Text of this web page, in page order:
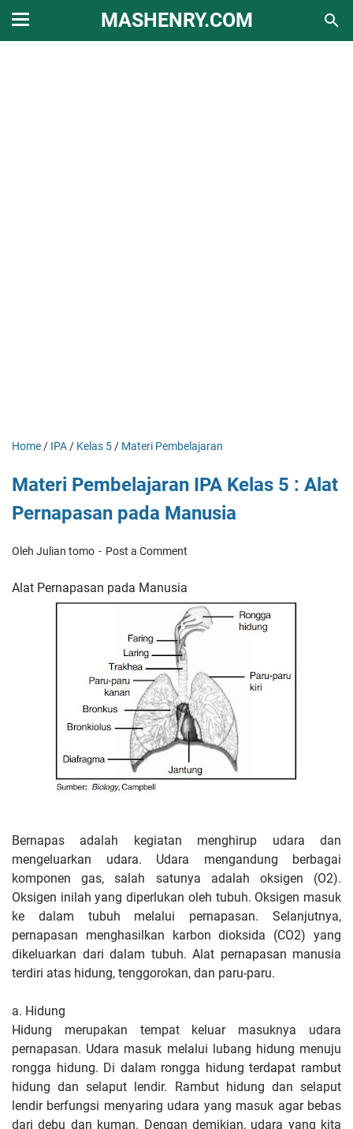
MASHENRY.COM
Home / IPA / Kelas 5 / Materi Pembelajaran
Materi Pembelajaran IPA Kelas 5 : Alat
Pernapasan pada Manusia
Oleh Julian tomo Post a Comment
Alat Pernapasan pada Manusia
Bernapas adalah kegiatan menghirup udara dan
mengeluarkan udara. Udara mengandung berbagai
komponen gas, salah satunya adalah oksigen (O2).
Oksigen inilah yang diperlukan oleh tubuh. Oksigen masuk
ke dalam tubuh melalui pernapasan. Selanjutnya,
pernapasan menghasilkan karbon dioksida (CO2) yang
dikeluarkan dari dalam tubuh. Alat pernapasan manusia
terdiri atas hidung, tenggorokan, dan paru-paru.
a. Hidung
Hidung merupakan tempat keluar masuknya udara
pernapasan. Udara masuk melalui lubang hidung menuju
rongga hidung. Di dalam rongga hidung terdapat rambut
hidung dan selaput lendir. Rambut hidung dan selaput
lendir berfungsi menyaring udara yang masuk agar bebas
dari debu dan kuman. Dengan demikian, udara yang kita